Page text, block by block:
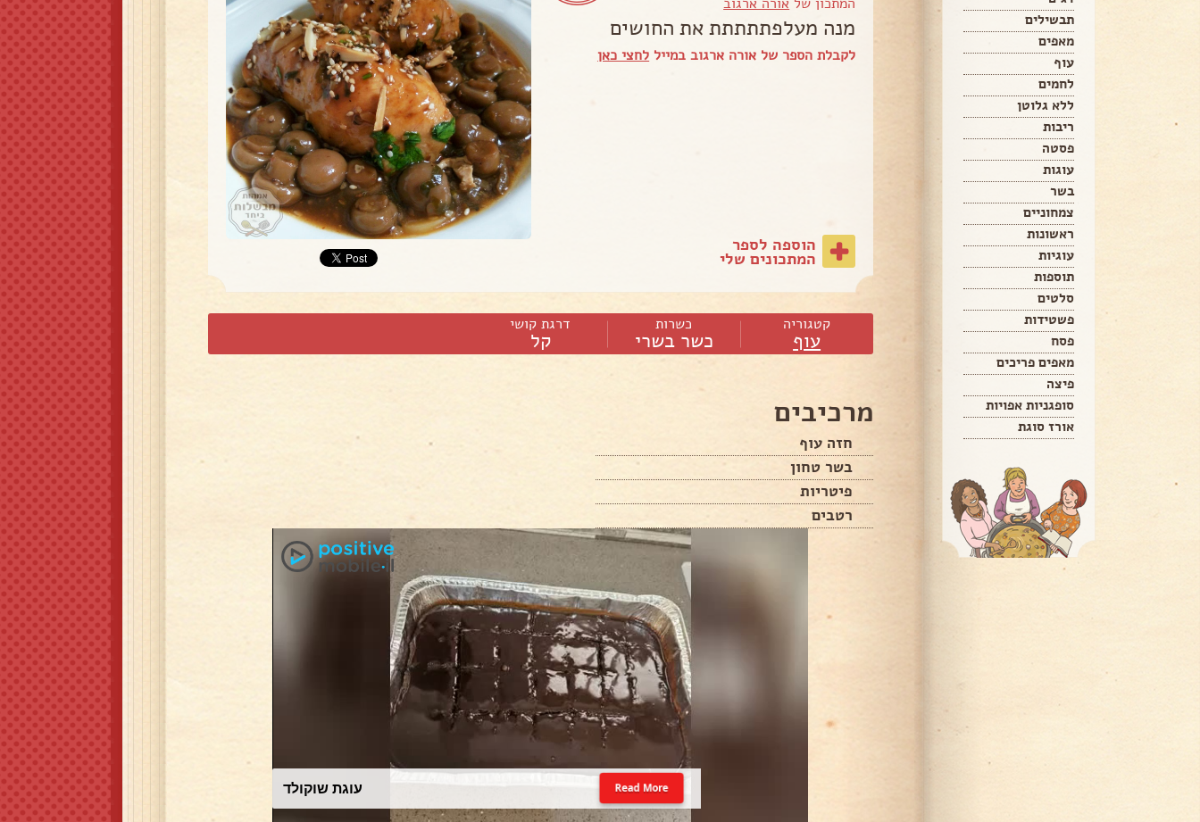
תבשילים
מאפים
עוף
לחמים
ללא גלוטן
ריבות
פסטה
עוגות
בשר
צמחוניים
ראשונות
עוגיות
תוספות
סלטים
פשטידות
פסח
מאפים פריכים
פיצה
סופגניות אפויות
אורז סוגת
מנה מעלפתתתתת את החושים
לקבלת הספר של אורה ארגוב במייל לחצי כאן
הוספה לספר
המתכונים שלי
קטגוריה
עוף
כשרות
כשר בשרי
דרגת קושי
קל
מרכיבים
חזה עוף
בשר טחון
פיטריות
רטבים
עוגת שוקולד Read More